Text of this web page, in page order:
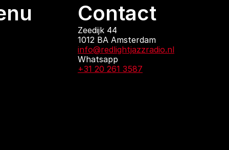
Contact
Zeedijk 44
1012 BA Amsterdam
info@redlightjazzradio.nl
Whatsapp
+31 20 261 3587